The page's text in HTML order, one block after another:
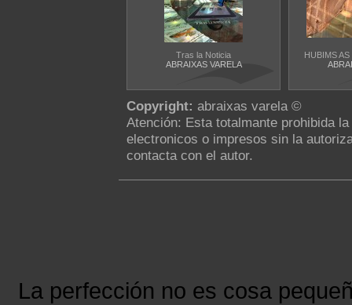
Tras la Noticia
ABRAIXAS VARELA
HUBIMS
Copyright: abraixas varela ©
Atención: Esta totalmante prohibida
electronicos o impresos sin la
contacta con el autor.
La perfección no es cosa